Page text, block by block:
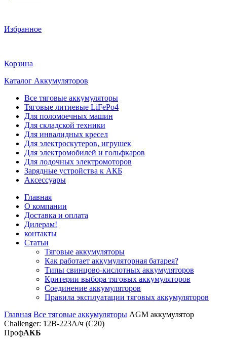
Избранное
Корзина
Каталог Аккумуляторов
Все тяговые аккумуляторы
Тяговые литиевые LiFePo4
Для поломоечных машин
Для складской техники
Для инвалидных кресел
Для электроскутеров, игрушек
Для электромобилей и гольфкаров
Для лодочных электромоторов
Зарядные устройства к АКБ
Аксессуары
Главная
О компании
Доставка и оплата
Дилерам!
контакты
Статьи
Тяговые аккумуляторы
Как работает аккумуляторная батарея?
Типы свинцово-кислотных аккумуляторов
Критерии выбора тяговых аккумуляторов
Соединение аккумуляторов
Правила эксплуатации тяговых аккумуляторов
Главная Все тяговые аккумуляторы AGM аккумулятор
Challenger: 12В-223А/ч (С20)
ПрофАКБ